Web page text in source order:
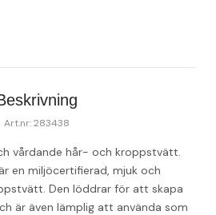
Art.nr: 283438
vårdande hår- och kroppstvätt.
en miljöcertifierad, mjuk och
Den löddrar för att skapa
är även lämplig att använda som